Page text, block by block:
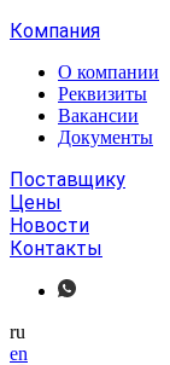
Компания
О компании
Реквизиты
Вакансии
Документы
Поставщику
Цены
Новости
Контакты
ru
en